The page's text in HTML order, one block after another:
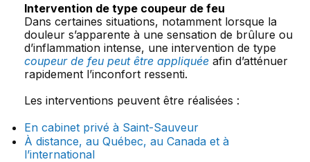
Intervention de type coupeur de feu
Dans certaines situations, notamment lorsque la
douleur s’apparente à une sensation de brûlure ou
d’inflammation intense, une intervention de type
coupeur de feu peut être appliquée afin d’atténuer
rapidement l’inconfort ressenti.
Les interventions peuvent être réalisées :
En cabinet privé à Saint-Sauveur
À distance, au Québec, au Canada et à
l’international